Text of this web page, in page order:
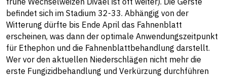
befindet sich im Stadium 32-33. Abhängig von der
Witterung dürfte bis Ende April das Fahnenblatt
erscheinen, was dann der optimale Anwendungszeitpunkt
für Ethephon und die Fahnenblattbehandlung darstellt.
Wer vor den aktuellen Niederschlägen nicht mehr die
erste Fungizidbehandlung und Verkürzung durchführen